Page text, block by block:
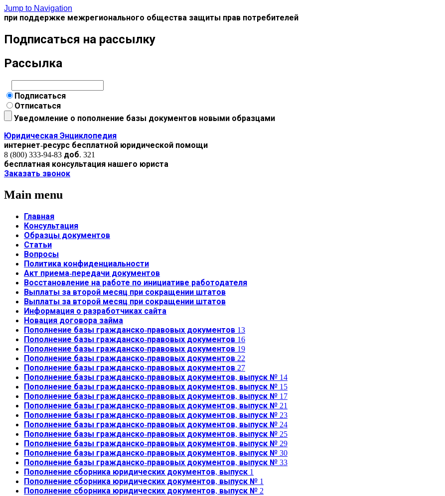
Jump to Navigation
при поддержке межрегионального общества защиты прав потребителей
Подписаться на рассылку
Рассылка
Подписаться
Отписаться
Уведомление о пополнение базы документов новыми образцами
Юридическая Энциклопедия
интернет-ресурс бесплатной юридической помощи
8 (800) 333-94-83 доб. 321
бесплатная консультация нашего юриста
Заказать звонок
Main menu
Главная
Консультация
Образцы документов
Статьи
Вопросы
Политика конфиденциальности
Акт приема-передачи документов
Восстановление на работе по инициативе работодателя
Выплаты за второй месяц при сокращении штатов
Выплаты за второй месяц при сокращении штатов
Информация о разработчиках сайта
Новация договора займа
Пополнение базы гражданско-правовых документов 13
Пополнение базы гражданско-правовых документов 16
Пополнение базы гражданско-правовых документов 19
Пополнение базы гражданско-правовых документов 22
Пополнение базы гражданско-правовых документов 27
Пополнение базы гражданско-правовых документов, выпуск № 14
Пополнение базы гражданско-правовых документов, выпуск № 15
Пополнение базы гражданско-правовых документов, выпуск № 17
Пополнение базы гражданско-правовых документов, выпуск № 21
Пополнение базы гражданско-правовых документов, выпуск № 23
Пополнение базы гражданско-правовых документов, выпуск № 24
Пополнение базы гражданско-правовых документов, выпуск № 25
Пополнение базы гражданско-правовых документов, выпуск № 29
Пополнение базы гражданско-правовых документов, выпуск № 30
Пополнение базы гражданско-правовых документов, выпуск № 33
Пополнение сборника юридических документов, выпуск 1
Пополнение сборника юридических документов, выпуск № 1
Пополнение сборника юридических документов, выпуск № 2